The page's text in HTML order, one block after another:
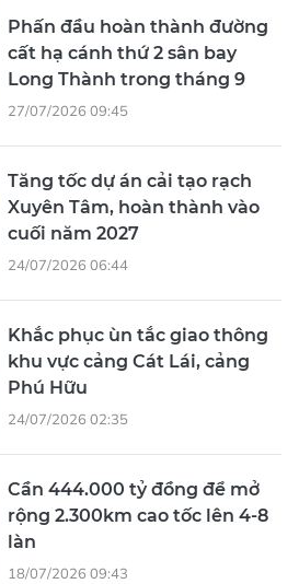
Phấn đầu hoàn thành đường
cất hạ cánh thứ 2 sân bay
Long Thành trong tháng 9
27/07/2026 09:45
Tăng tốc dự án cải tạo rạch
Xuyên Tâm, hoàn thành vào
cuối năm 2027
24/07/2026 06:44
Khắc phục ùn tắc giao thông
khu vực cảng Cát Lái, cảng
Phú Hữu
24/07/2026 02:35
Cần 444.000 tỷ đồng để mở
rộng 2.300km cao tốc lên 4-8
làn
18/07/2026 09:43